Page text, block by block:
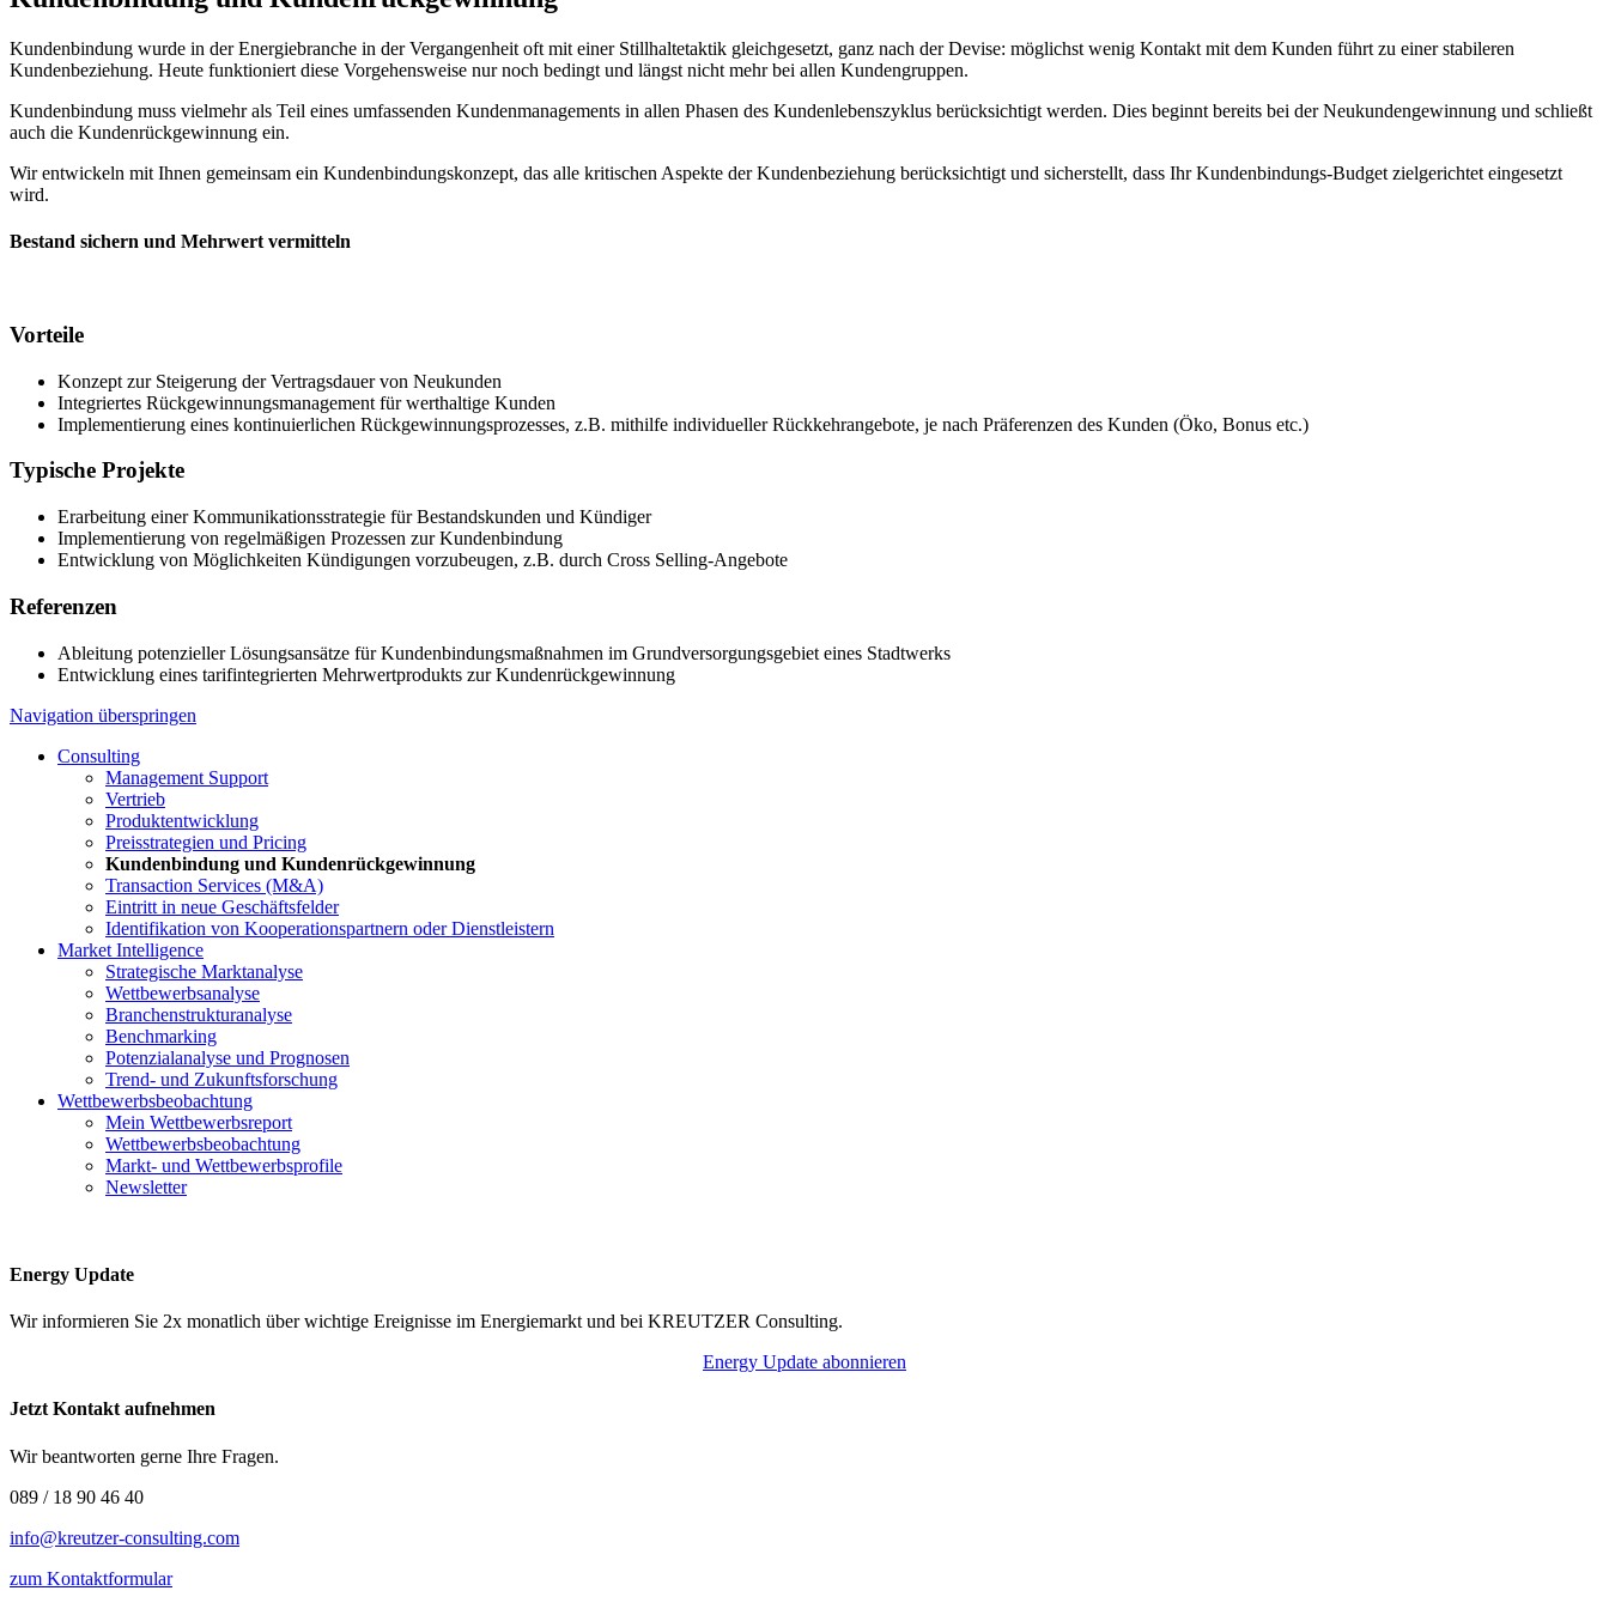
Kundenbindung wurde in der Energiebranche in der Vergangenheit oft mit einer Stillhaltetaktik gleichgesetzt, ganz nach der Devise: möglichst wenig Kontakt mit dem Kunden führt zu einer stabileren
Kundenbeziehung. Heute funktioniert diese Vorgehensweise nur noch bedingt und längst nicht mehr bei allen Kundengruppen.
Kundenbindung muss vielmehr als Teil eines umfassenden Kundenmanagements in allen Phasen des Kundenlebenszyklus berücksichtigt werden. Dies beginnt bereits bei der Neukundengewinnung und schließt
auch die Kundenrückgewinnung ein.
Wir entwickeln mit Ihnen gemeinsam ein Kundenbindungskonzept, das alle kritischen Aspekte der Kundenbeziehung berücksichtigt und sicherstellt, dass Ihr Kundenbindungs-Budget zielgerichtet eingesetzt
wird.
Bestand sichern und Mehrwert vermitteln
Vorteile
Konzept zur Steigerung der Vertragsdauer von Neukunden
Integriertes Rückgewinnungsmanagement für werthaltige Kunden
Implementierung eines kontinuierlichen Rückgewinnungsprozesses, z.B. mithilfe individueller Rückkehrangebote, je nach Präferenzen des Kunden (Öko, Bonus etc.)
Typische Projekte
Erarbeitung einer Kommunikationsstrategie für Bestandskunden und Kündiger
Implementierung von regelmäßigen Prozessen zur Kundenbindung
Entwicklung von Möglichkeiten Kündigungen vorzubeugen, z.B. durch Cross Selling-Angebote
Referenzen
Ableitung potenzieller Lösungsansätze für Kundenbindungsmaßnahmen im Grundversorgungsgebiet eines Stadtwerks
Entwicklung eines tarifintegrierten Mehrwertprodukts zur Kundenrückgewinnung
Navigation überspringen
Consulting
Management Support
Vertrieb
Produktentwicklung
Preisstrategien und Pricing
Kundenbindung und Kundenrückgewinnung
Transaction Services (M&A)
Eintritt in neue Geschäftsfelder
Identifikation von Kooperationspartnern oder Dienstleistern
Market Intelligence
Strategische Marktanalyse
Wettbewerbsanalyse
Branchenstrukturanalyse
Benchmarking
Potenzialanalyse und Prognosen
Trend- und Zukunftsforschung
Wettbewerbs­beobachtung
Mein Wettbewerbsreport
Wettbewerbsbeobachtung
Markt- und Wettbewerbsprofile
Newsletter
Energy Update
Wir informieren Sie 2x monatlich über wichtige Ereignisse im Energiemarkt und bei KREUTZER Consulting.
Energy Update abonnieren
Jetzt Kontakt aufnehmen
Wir beantworten gerne Ihre Fragen.
089 / 18 90 46 40
info@kreutzer-consulting.com
zum Kontaktformular